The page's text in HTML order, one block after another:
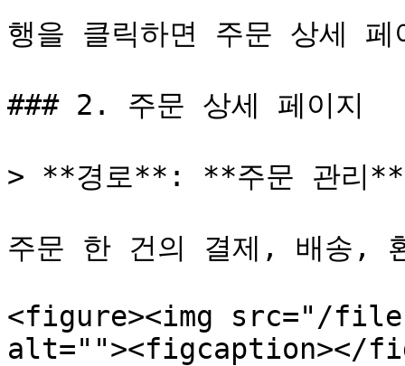
행을 클릭하면 주문 상세 페
### 2. 주문 상세 페이지
> **경로**: **주문 관리**
주문 한 건의 결제, 배송,
<figure><img src="/files/
alt=""><figcaption></